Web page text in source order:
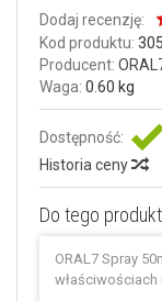
Dodaj recenzję:
Kod produktu:
Producent:
Waga: 0.60 kg
Dostępność:
Historia ceny
Do tego
ORAL7 Spray
właściwościach